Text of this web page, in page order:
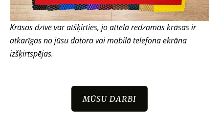
Krāsas dzīvē var atšķirties, jo attēlā redzamās krāsas ir
atkarīgas no jūsu datora vai mobilā telefona ekrāna
izšķirtspējas.
MŪSU DARBI